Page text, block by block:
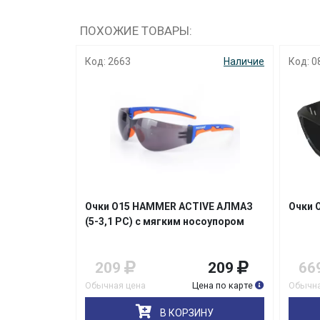
ПОХОЖИЕ ТОВАРЫ:
Код: 2663 Наличие
Очки О15 HAMMER ACTIVЕ АЛМАЗ
(5-3,1 PC) с мягким носоупором
209
Обычная цена
209
Цена по карте
В КОРЗИНУ
Код:
Очки